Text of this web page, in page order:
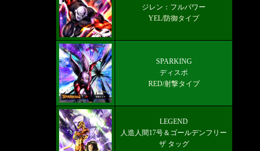
掲示板
好きなキャラから選ぶチーム編成【パ
ーティー】
最新メインストーリー「第19部4章
(8/5)」配信【更新履歴】
LEGEND 人造人間17号＆ゴールデン
フリーザ タッグ
ジレン：フルパワー
YEL/防御タイプ
SPARKING
ディスポ
RED/射撃タイプ
LEGEND
人造人間17号＆ゴールデンフリー
ザ タッグ